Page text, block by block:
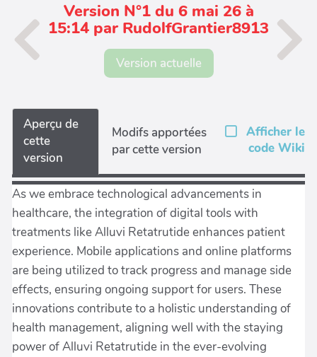
Version N°1 du 6 mai 26 à
15:14 par RudolfGrantier8913
Version actuelle
Aperçu de
cette
version
Modifs apportées
par cette version
Afficher le
code Wiki